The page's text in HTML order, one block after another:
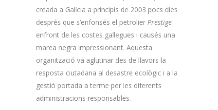
creada a Galícia a principis de 2003 pocs dies
després que s’enfonsés el petrolier Prestige
enfront de les costes gallegues i causés una
marea negra impressionant. Aquesta
organització va aglutinar des de llavors la
resposta ciutadana al desastre ecològic i a la
gestió portada a terme per les diferents
administracions responsables.